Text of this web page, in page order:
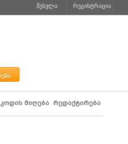
შესვლა რეგისტრაცია
კოდის მიღება რედაქტირება